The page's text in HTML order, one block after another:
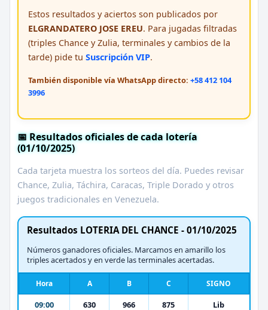
Estos resultados y aciertos son publicados por
ELGRANDATERO JOSE EREU. Para jugadas filtradas
(triples Chance y Zulia, terminales y cambios de la
tarde) pide tu Suscripción VIP.
También disponible vía WhatsApp directo: +58 412 104
3996
📅 Resultados oficiales de cada lotería
(01/10/2025)
Cada tarjeta muestra los sorteos del día. Puedes revisar
Chance, Zulia, Táchira, Caracas, Triple Dorado y otros
juegos tradicionales en Venezuela.
Resultados LOTERIA DEL CHANCE - 01/10/2025
Números ganadores oficiales. Marcamos en amarillo los
triples acertados y en verde las terminales acertadas.
Hora A B C SIGNO
09:00 630 966 875 Lib